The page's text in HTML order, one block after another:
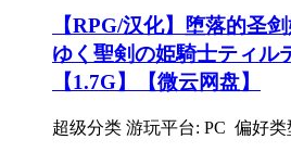
【RPG/汉化】堕落的圣
ゆく聖剣の姫騎士ティル
【1.7G】【微云网盘】
超级分类 游玩平台: PC 偏好